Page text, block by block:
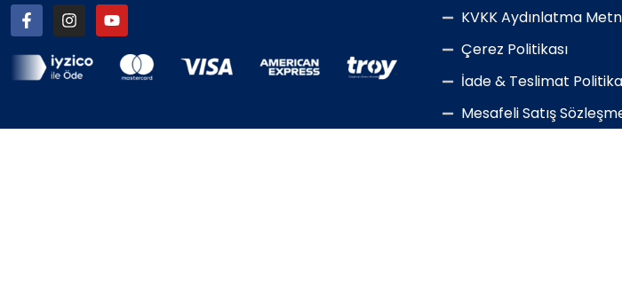
KVKK Aydınlatma
Çerez Politikası
İade & Teslimat
Mesafeli Satış